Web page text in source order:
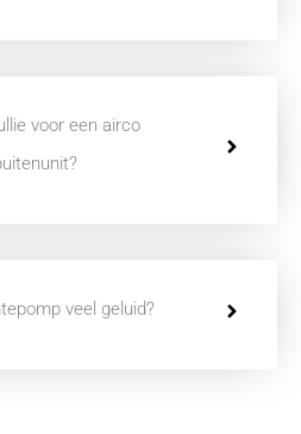
voor een airco
veel geluid?